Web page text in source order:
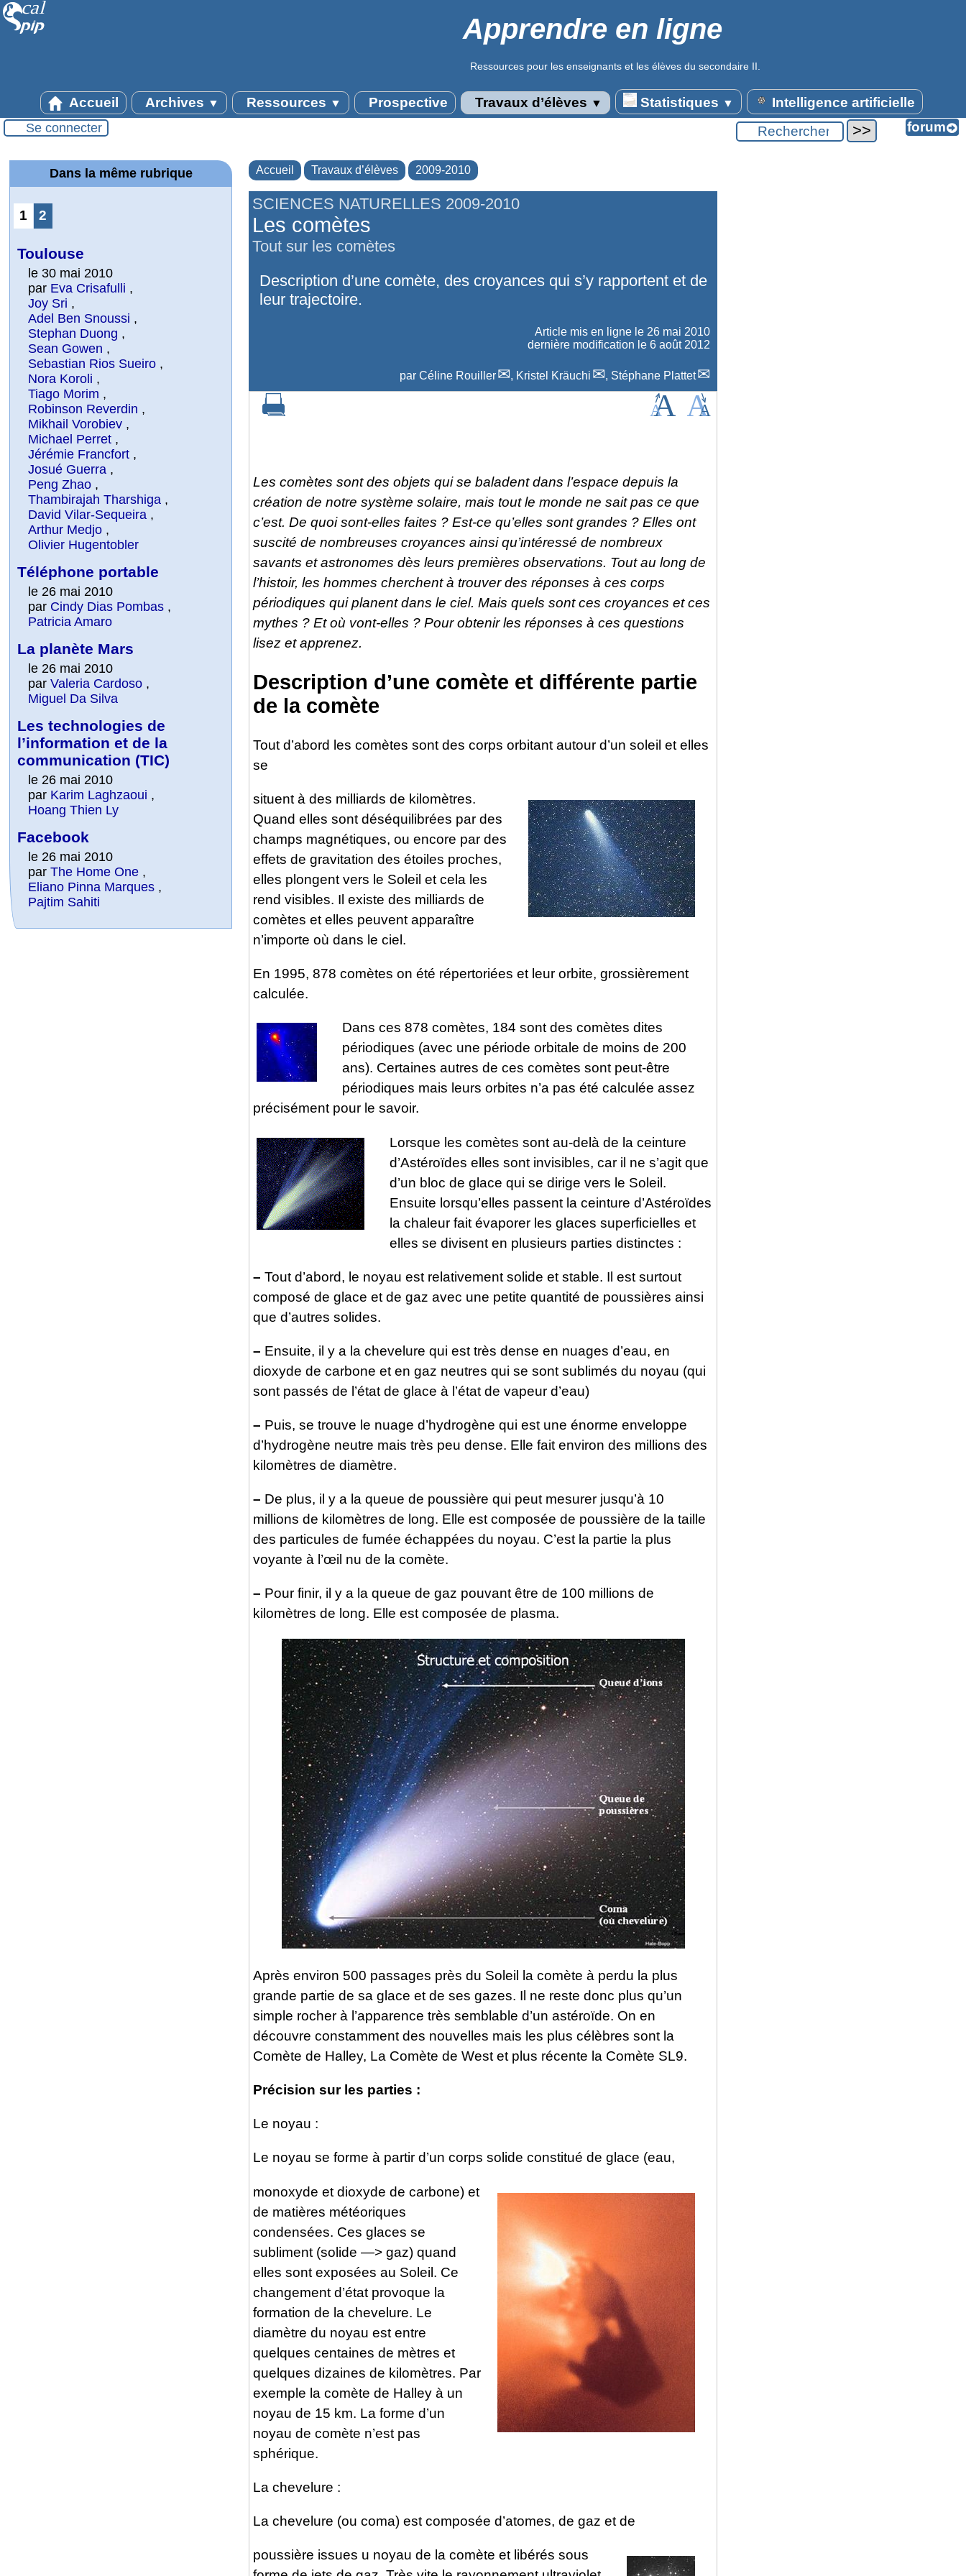
Apprendre en ligne
Ressources pour les enseignants et les élèves du secondaire II.
Accueil Archives ▼ Ressources ▼ Prospective Travaux d’élèves ▼ Statistiques ▼ Intelligence artificielle
Se connecter
Accueil Travaux d’élèves 2009-2010
SCIENCES NATURELLES 2009-2010
Les comètes
Tout sur les comètes
Description d’une comète, des croyances qui s’y rapportent et de
leur trajectoire.
Article mis en ligne le 26 mai 2010
dernière modification le 6 août 2012
par Céline Rouiller , Kristel Kräuchi , Stéphane Plattet
Les comètes sont des objets qui se baladent dans l’espace depuis la
création de notre système solaire, mais tout le monde ne sait pas ce que
c’est. De quoi sont-elles faites ? Est-ce qu’elles sont grandes ? Elles ont
suscité de nombreuses croyances ainsi qu’intéressé de nombreux
savants et astronomes dès leurs premières observations. Tout au long de
l’histoir, les hommes cherchent à trouver des réponses à ces corps
périodiques qui planent dans le ciel. Mais quels sont ces croyances et ces
mythes ? Et où vont-elles ? Pour obtenir les réponses à ces questions
lisez et apprenez.
Description d’une comète et différente partie
de la comète
Tout d’abord les comètes sont des corps orbitant autour d’un soleil et elles
se
situent à des milliards de kilomètres.
Quand elles sont déséquilibrées par des
champs magnétiques, ou encore par des
effets de gravitation des étoiles proches,
elles plongent vers le Soleil et cela les
rend visibles. Il existe des milliards de
comètes et elles peuvent apparaître
n’importe où dans le ciel.
En 1995, 878 comètes on été répertoriées et leur orbite, grossièrement
calculée.
Dans ces 878 comètes, 184 sont des comètes dites
périodiques (avec une période orbitale de moins de 200
ans). Certaines autres de ces comètes sont peut-être
périodiques mais leurs orbites n’a pas été calculée assez
précisément pour le savoir.
Lorsque les comètes sont au-delà de la ceinture
d’Astéroïdes elles sont invisibles, car il ne s’agit que
d’un bloc de glace qui se dirige vers le Soleil.
Ensuite lorsqu’elles passent la ceinture d’Astéroïdes
la chaleur fait évaporer les glaces superficielles et
elles se divisent en plusieurs parties distinctes :
– Tout d’abord, le noyau est relativement solide et stable. Il est surtout
composé de glace et de gaz avec une petite quantité de poussières ainsi
que d’autres solides.
– Ensuite, il y a la chevelure qui est très dense en nuages d’eau, en
dioxyde de carbone et en gaz neutres qui se sont sublimés du noyau (qui
sont passés de l’état de glace à l’état de vapeur d’eau)
– Puis, se trouve le nuage d’hydrogène qui est une énorme enveloppe
d’hydrogène neutre mais très peu dense. Elle fait environ des millions des
kilomètres de diamètre.
– De plus, il y a la queue de poussière qui peut mesurer jusqu’à 10
millions de kilomètres de long. Elle est composée de poussière de la taille
des particules de fumée échappées du noyau. C’est la partie la plus
voyante à l’œil nu de la comète.
– Pour finir, il y a la queue de gaz pouvant être de 100 millions de
kilomètres de long. Elle est composée de plasma.
Après environ 500 passages près du Soleil la comète à perdu la plus
grande partie de sa glace et de ses gazes. Il ne reste donc plus qu’un
simple rocher à l’apparence très semblable d’un astéroïde. On en
découvre constamment des nouvelles mais les plus célèbres sont la
Comète de Halley, La Comète de West et plus récente la Comète SL9.
Précision sur les parties :
Le noyau :
Le noyau se forme à partir d’un corps solide constitué de glace (eau,
monoxyde et dioxyde de carbone) et
de matières météoriques
condensées. Ces glaces se
subliment (solide —> gaz) quand
elles sont exposées au Soleil. Ce
changement d’état provoque la
formation de la chevelure. Le
diamètre du noyau est entre
quelques centaines de mètres et
quelques dizaines de kilomètres. Par
exemple la comète de Halley à un
noyau de 15 km. La forme d’un
noyau de comète n’est pas
sphérique.
La chevelure :
La chevelure (ou coma) est composée d’atomes, de gaz et de
poussière issues u noyau de la comète et libérés sous
Dans la même rubrique
1 2
Toulouse
le 30 mai 2010
par Eva Crisafulli ,
Joy Sri ,
Adel Ben Snoussi ,
Stephan Duong ,
Sean Gowen ,
Sebastian Rios Sueiro ,
Nora Koroli ,
Tiago Morim ,
Robinson Reverdin ,
Mikhail Vorobiev ,
Michael Perret ,
Jérémie Francfort ,
Josué Guerra ,
Peng Zhao ,
Thambirajah Tharshiga ,
David Vilar-Sequeira ,
Arthur Medjo ,
Olivier Hugentobler
Téléphone portable
le 26 mai 2010
par Cindy Dias Pombas ,
Patricia Amaro
La planète Mars
le 26 mai 2010
parValeria Cardoso ,
Miguel Da Silva
Les technologies de
l’information et de la
communication (TIC)
le 26 mai 2010
par Karim Laghzaoui ,
Hoang Thien Ly
Facebook
le 26 mai 2010
parThe Home One ,
Eliano Pinna Marques ,
Pajtim Sahiti